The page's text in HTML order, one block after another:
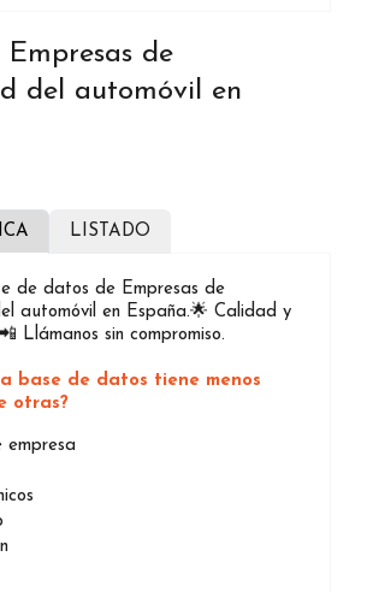
de
del automóvil en
LISTADO
de datos de Empresas de
automóvil en España.🌟 Calidad y
Llámanos sin compromiso.
base de datos tiene menos
otras?
empresa